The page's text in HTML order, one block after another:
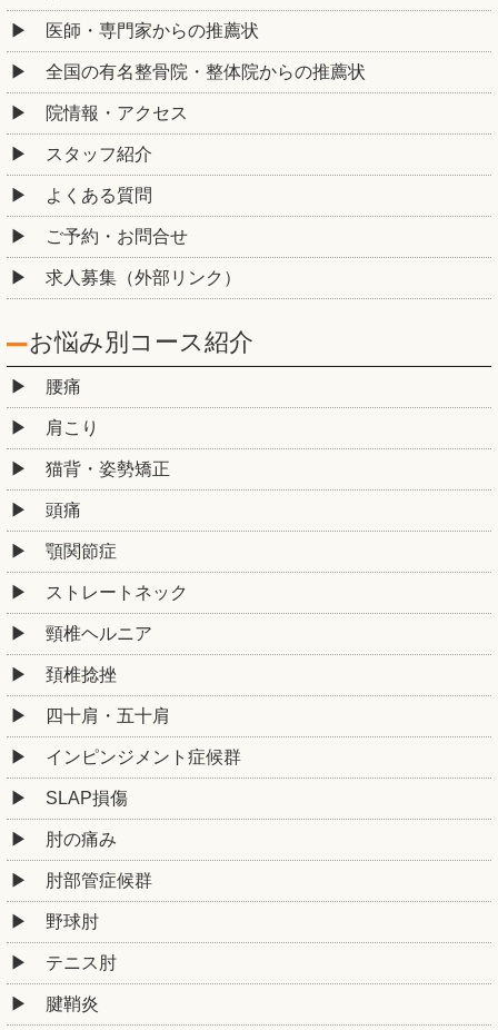
医師・専門家からの推薦状
全国の有名整骨院・整体院からの推薦状
院情報・アクセス
スタッフ紹介
よくある質問
ご予約・お問合せ
求人募集（外部リンク）
お悩み別コース紹介
腰痛
肩こり
猫背・姿勢矯正
頭痛
顎関節症
ストレートネック
頸椎ヘルニア
頚椎捻挫
四十肩・五十肩
インピンジメント症候群
SLAP損傷
肘の痛み
肘部管症候群
野球肘
テニス肘
腱鞘炎